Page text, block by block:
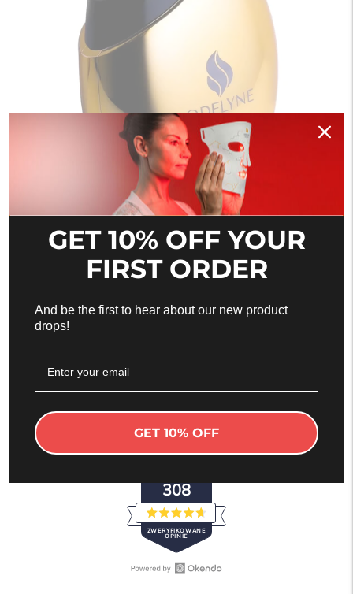
ODELYNE® ILLUME™ | Masażer do twarzy |
Częstotliwość radiowa RF
regularna
308
ZWERYFIKOWANE
OPINIE
Oceniono
na
4.7
z
5
GET 10% OFF YOUR
FIRST ORDER
And be the first to hear about our new product
drops!
GET 10% OFF